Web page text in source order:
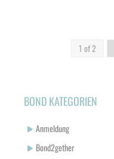
1 of 2
BOND KATEGORIEN
Anmeldung
Bond2gether